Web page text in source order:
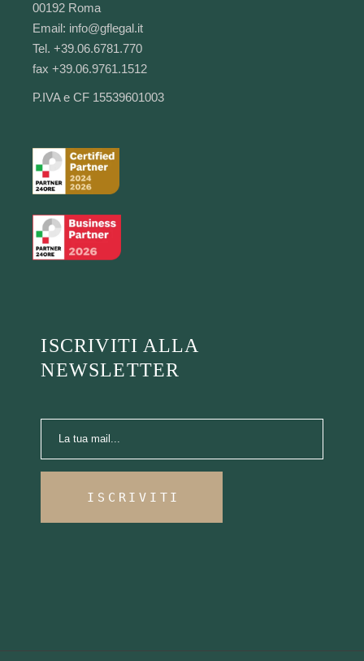
00192 Roma
Email: info@gflegal.it
Tel. +39.06.6781.770
fax +39.06.9761.1512
P.IVA e CF 15539601003
ISCRIVITI ALLA
NEWSLETTER
ISCRIVITI